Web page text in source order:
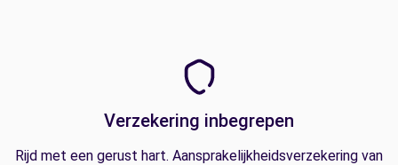
Verzekering inbegrepen
Rijd met een gerust hart. Aansprakelijkheidsverzekering van